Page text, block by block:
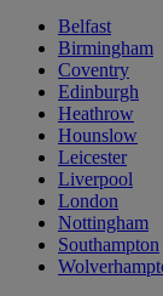
Belfast
Birmingham
Coventry
Edinburgh
Heathrow
Hounslow
Leicester
Liverpool
London
Nottingham
Southampton